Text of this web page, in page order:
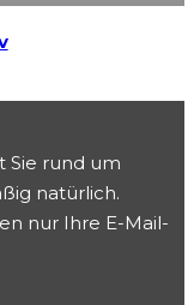
Sie rund um
natürlich.
nur Ihre E-Mail-